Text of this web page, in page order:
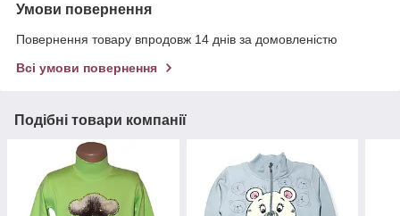
Умови повернення
Повернення товару впродовж 14 днів за домовленістю
Всі умови повернення
Подібні товари компанії